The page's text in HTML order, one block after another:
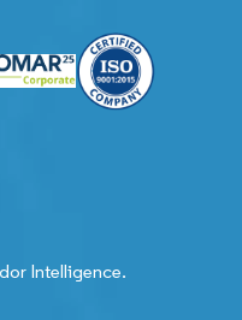
Intelligence.